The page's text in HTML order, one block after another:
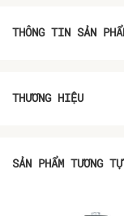
THÔNG TIN SẢN
THƯƠNG HIỆU
SẢN PHẨM TƯƠNG TỰ